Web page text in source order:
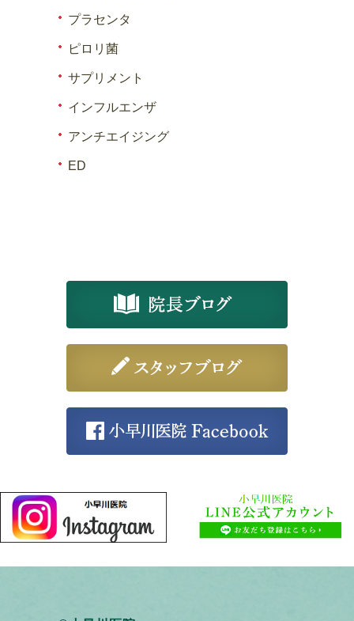
プラセンタ
ピロリ菌
サプリメント
インフルエンザ
アンチエイジング
ED